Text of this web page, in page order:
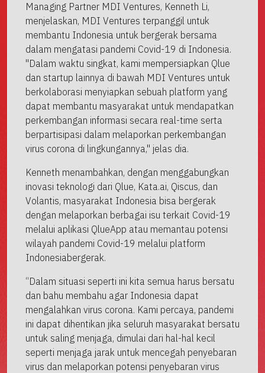
Managing Partner MDI Ventures, Kenneth Li,
menjelaskan, MDI Ventures terpanggil untuk
membantu Indonesia untuk bergerak bersama
dalam mengatasi pandemi Covid-19 di Indonesia.
"Dalam waktu singkat, kami mempersiapkan Qlue
dan startup lainnya di bawah MDI Ventures untuk
berkolaborasi menyiapkan sebuah platform yang
dapat membantu masyarakat untuk mendapatkan
perkembangan informasi secara real-time serta
berpartisipasi dalam melaporkan perkembangan
virus corona di lingkungannya," jelas dia.
Kenneth menambahkan, dengan menggabungkan
inovasi teknologi dari Qlue, Kata.ai, Qiscus, dan
Volantis, masyarakat Indonesia bisa bergerak
dengan melaporkan berbagai isu terkait Covid-19
melalui aplikasi QlueApp atau memantau potensi
wilayah pandemi Covid-19 melalui platform
Indonesiabergerak.
“Dalam situasi seperti ini kita semua harus bersatu
dan bahu membahu agar Indonesia dapat
mengalahkan virus corona. Kami percaya, pandemi
ini dapat dihentikan jika seluruh masyarakat bersatu
untuk saling menjaga, dimulai dari hal-hal kecil
seperti menjaga jarak untuk mencegah penyebaran
virus dan melaporkan potensi penyebaran virus